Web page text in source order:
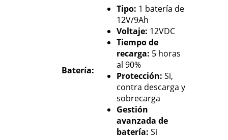
Batería:
Tipo: 1 batería de
12V/9Ah
Voltaje: 12VDC
Tiempo de
recarga: 5 horas
al 90%
Protección: Si,
contra descarga y
sobrecarga
Gestión
avanzada de
batería: Si